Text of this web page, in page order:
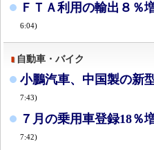
ＦＴＡ利用の輸出８％
6:04)
自動車・バイク
小鵬汽車、中国製の新
7:43)
７月の乗用車登録18％
7:42)